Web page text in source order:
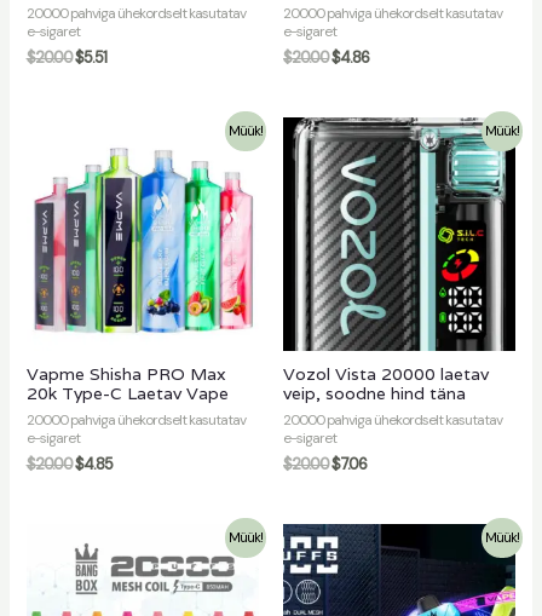
20000 pahviga ühekordselt kasutatav
e-sigaret
$20.00$5.51
20000 pahviga ühekordselt kasutatav
e-sigaret
$20.00$4.86
Müük!
Vapme Shisha PRO Max
20k Type-C Laetav Vape
20000 pahviga ühekordselt kasutatav
e-sigaret
$20.00$4.85
Müük!
Vozol Vista 20000 laetav
veip, soodne hind täna
20000 pahviga ühekordselt kasutatav
e-sigaret
$20.00$7.06
Müük! Müük!